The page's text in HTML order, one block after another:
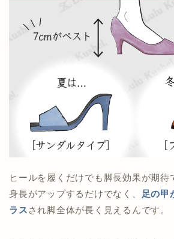
ヒールを履くだけでも脚長効果が期待
身長がアップするだけでなく、
足の甲
ラス され脚全体が長く見えるんです。